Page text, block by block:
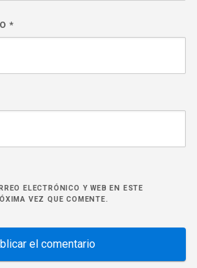
*
ELECTRÓNICO Y WEB EN ESTE
VEZ QUE COMENTE.